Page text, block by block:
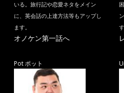
いる。旅行記や恋愛ネタをメイン
に、英会話の上達方法等もアップし
ます。
オノケン第一話へ
す
Pot ポット